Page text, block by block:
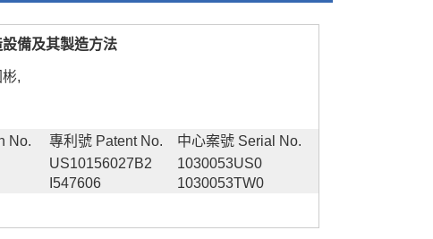
備及其製造方法
,
No. 專利號 Patent No.
中心案號 Serial No.
US10156027B2
1030053US0
I547606 1030053TW0